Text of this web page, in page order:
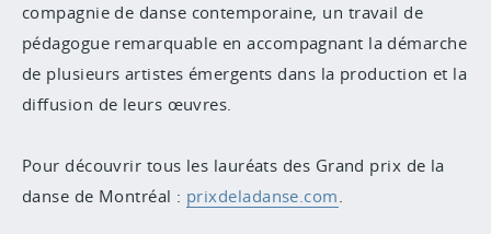
compagnie de danse contemporaine, un travail de
pédagogue remarquable en accompagnant la démarche
de plusieurs artistes émergents dans la production et la
diffusion de leurs œuvres.
Pour découvrir tous les lauréats des Grand prix de la
danse de Montréal : prixdeladanse.com.